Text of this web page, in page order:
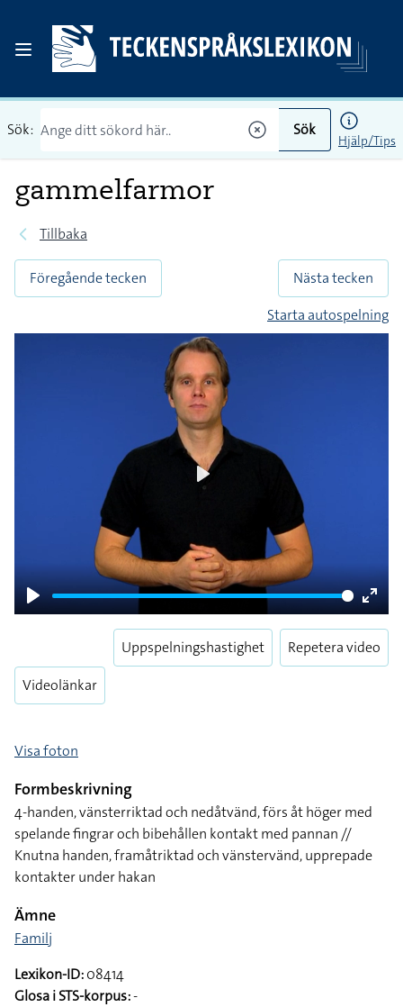
Sök: Sök
Hjälp/Tips
gammelfarmor
Tillbaka
Föregående tecken
Nästa tecken
Starta autospelning
Play
Enter
Play
Videolänkar
Uppspelningshastighet Repetera video
Visa foton
Formbeskrivning
4-handen, vänsterriktad och nedåtvänd, förs åt höger med
spelande fingrar och bibehållen kontakt med pannan //
Knutna handen, framåtriktad och vänstervänd, upprepade
kontakter under hakan
Ämne
Familj
Lexikon-ID:08414
Glosa i STS-korpus:-